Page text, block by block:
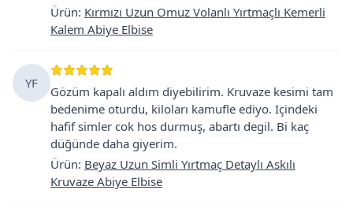
Ürün: Kırmızı Uzun Omuz Volanlı Yırtmaçlı Kemerli
Kalem Abiye Elbise
YF
Gözüm kapalı aldım diyebilirim. Kruvaze kesimi tam
bedenime oturdu, kiloları kamufle ediyo. Içindeki
hafif simler cok hos durmuş, abartı degil. Bi kaç
düğünde daha giyerim.
Ürün: Beyaz Uzun Simli Yırtmaç Detaylı Askılı
Kruvaze Abiye Elbise